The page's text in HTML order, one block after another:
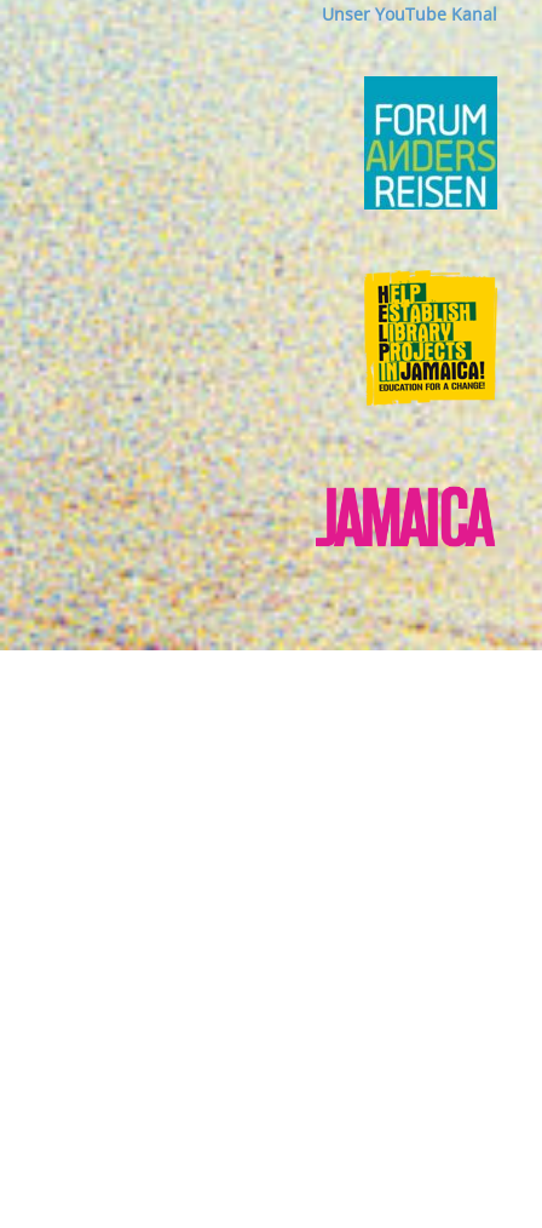
Unser YouTube Kanal